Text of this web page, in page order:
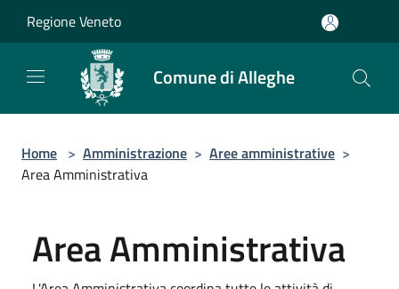
Regione Veneto
Comune di Alleghe
Home > Amministrazione > Aree amministrative >
Area Amministrativa
Area Amministrativa